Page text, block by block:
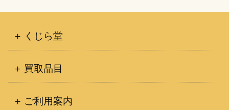
くじら堂
買取品目
ご利用案内